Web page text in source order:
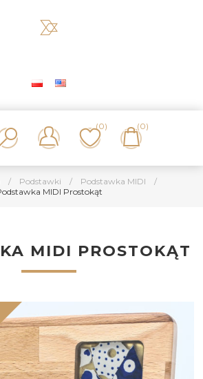
(0) (0)
/ Podstawki / Podstawka MIDI
/
MIDI Prostokąt
MIDI PROSTOKĄT